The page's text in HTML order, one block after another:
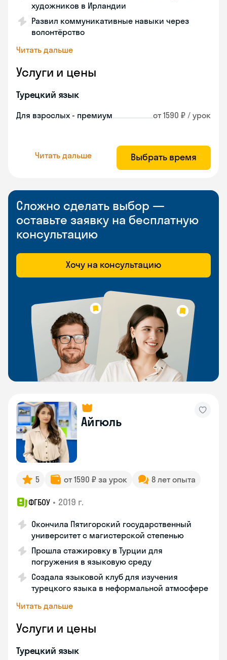
художников в Ирландии
Развил коммуникативные навыки через
волонтёрство
Читать дальше
Услуги и цены
Турецкий язык
Для взрослых - премиум от 1590 ₽ / урок
Читать дальше Выбрать время
Сложно сделать выбор —
оставьте заявку на бесплатную
консультацию
Хочу на консультацию
Айгюль
5 от 1590 ₽ за урок 8 лет опыта
ФГБОУ • 2019 г.
Окончила Пятигорский государственный
университет с магистерской степенью
Прошла стажировку в Турции для
погружения в языковую среду
Создала языковой клуб для изучения
турецкого языка в неформальной атмосфере
Читать дальше
Услуги и цены
Турецкий язык